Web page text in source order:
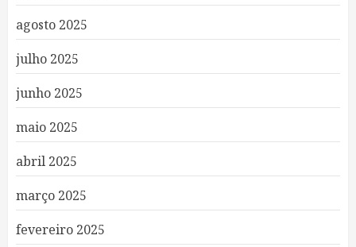
agosto 2025
julho 2025
junho 2025
maio 2025
abril 2025
março 2025
fevereiro 2025